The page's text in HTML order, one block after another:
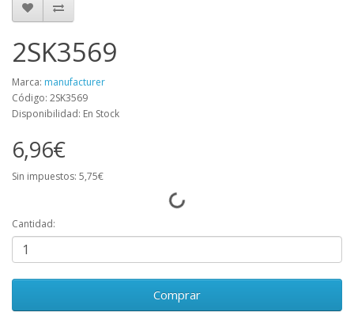
2SK3569
Marca: manufacturer
Código: 2SK3569
Disponibilidad: En Stock
6,96€
Sin impuestos: 5,75€
Cantidad:
Comprar